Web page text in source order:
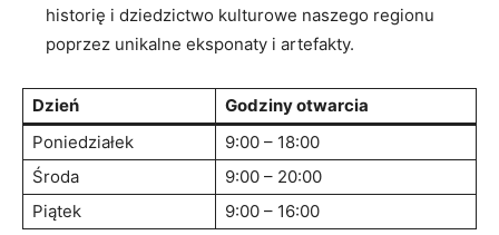
historię‍ i dziedzictwo ⁣kulturowe naszego ⁤regionu
poprzez ‍unikalne eksponaty i‍ artefakty.
Dzień
Godziny otwarcia
Poniedziałek
9:00 – 18:00
Środa
9:00 – 20:00
Piątek
9:00 – 16:00